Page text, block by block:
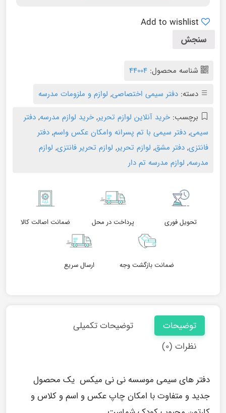
Add to wishlist
سنجش
شناسه محصول: ۴۴۰۰۴
دسته: دفتر سیمی اختصاصی, لوازم و ملزومات مدرسه
برچسب: خرید آنلاین لوازم تحریر, خرید لوازم مدرسه, دفتر
سیمی, دفتر سیمی با تم پسرانه وامکان عکس واسم, دفتر
فانتزی, دفتر مشق, لوازم تحریر, لوازم تحریر فانتزی, لوازم
مدرسه, لوازم مدرسه تم دار
تحویل فوری پرداخت در محل ضمانت اصالت کالا
ضمانت بازگشت وجه ارسال سریع
توضیحات
توضیحات تکمیلی
نظرات (۰)
دفتر های سیمی موسسه نی نی میکس یک محصول
جدید و متفاوت با امکان چاپ عکس و اسم و کلاس و